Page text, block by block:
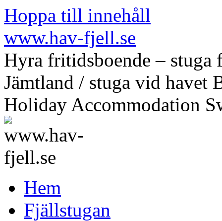
Hoppa till innehåll
www.hav-fjell.se
Hyra fritidsboende – stuga
Jämtland / stuga vid havet
Holiday Accommodation
Hem
Fjällstugan